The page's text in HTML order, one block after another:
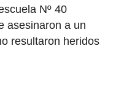
Nº 40
asesinaron a un
resultaron heridos